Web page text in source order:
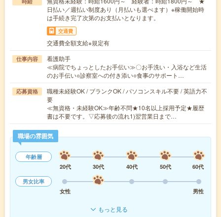
日払い／週払い制度あり（月払いも選べます）※稼働開始時
は手続き完了次第のお支払いとなります。
交通費
交通費全額支給※規定有
仕事内容
看護助手
≪病院でちょっとしたお手伝い≫〇お手洗い・入浴など生活
のお手伝い○診察室への付き添い○食事のサポート…
応募資格
職種未経験OK / ブランクOK / パソコンスキル不要 / 英語力不
要
≪無資格・未経験OK≫年齢不問★10名以上採用予定★履歴
書は不要です。▽応募後の流れ1)翌営業日まで…
職場の雰囲気
年齢層
20代
30代 40代 50代
60代
男女比率
女性
男性
もっと見る